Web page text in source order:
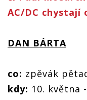
AC/DC chystají
DAN BÁRTA
co: zpěvák
kdy: 10. května